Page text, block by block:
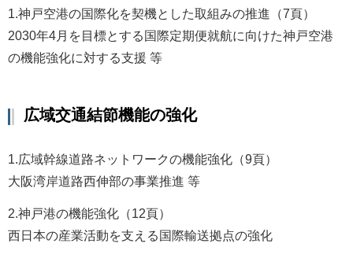
1.神戸空港の国際化を契機とした取組みの推進（7頁）
2030年4月を目標とする国際定期便就航に向けた神戸空港
の機能強化に対する支援 等
広域交通結節機能の強化
1.広域幹線道路ネットワークの機能強化（9頁）
大阪湾岸道路西伸部の事業推進 等
2.神戸港の機能強化（12頁）
西日本の産業活動を支える国際輸送拠点の強化